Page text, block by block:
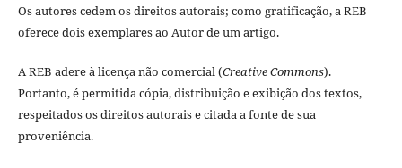
Os autores cedem os direitos autorais; como gratificação, a REB
oferece dois exemplares ao Autor de um artigo.
A REB adere à licença não comercial (Creative Commons).
Portanto, é permitida cópia, distribuição e exibição dos textos,
respeitados os direitos autorais e citada a fonte de sua
proveniência.